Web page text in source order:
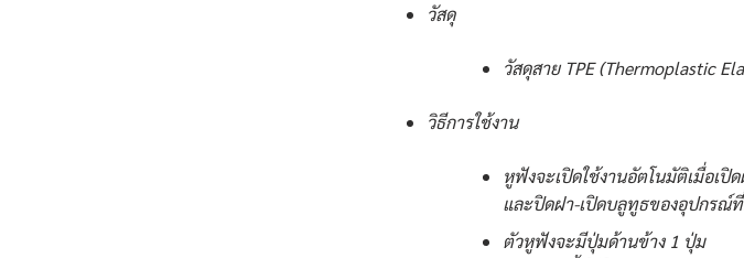
วัสดุ
วัสดุสาย TPE (Thermoplastic
วิธีการใช้งาน
หูฟังจะเปิดใช้งานอัตโนมัติเมื่อเปิ
และปิดฝา-เปิดบลูทูธของอุปกรณ์ที่
ตัวหูฟังจะมีปุ่มด้านข้าง 1 ปุ่ม